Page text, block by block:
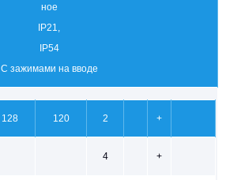
ное
IP21,
IP54
С зажимами на вводе
128 120 2 +
4 +